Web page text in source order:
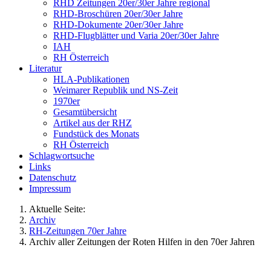
RHD Zeitungen 20er/30er Jahre regional
RHD-Broschüren 20er/30er Jahre
RHD-Dokumente 20er/30er Jahre
RHD-Flugblätter und Varia 20er/30er Jahre
IAH
RH Österreich
Literatur
HLA-Publikationen
Weimarer Republik und NS-Zeit
1970er
Gesamtübersicht
Artikel aus der RHZ
Fundstück des Monats
RH Österreich
Schlagwortsuche
Links
Datenschutz
Impressum
Aktuelle Seite:
Archiv
RH-Zeitungen 70er Jahre
Archiv aller Zeitungen der Roten Hilfen in den 70er Jahren